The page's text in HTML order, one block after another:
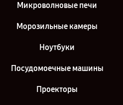
Микроволновые печи
Морозильные камеры
Ноутбуки
Посудомоечные машины
Проекторы